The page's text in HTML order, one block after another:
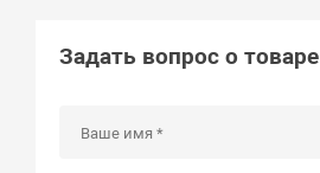
Задать вопрос о товаре